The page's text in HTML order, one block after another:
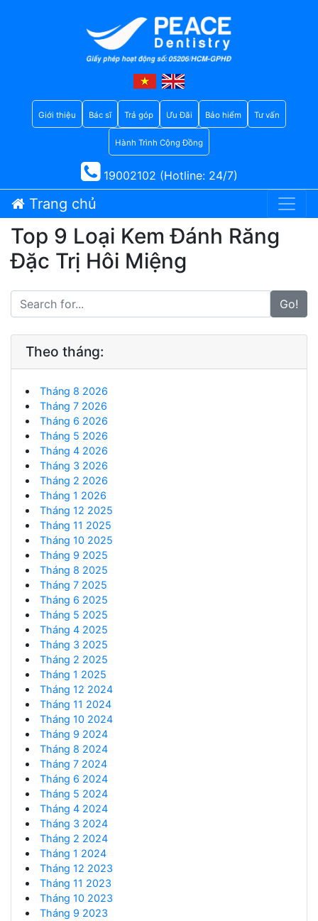
Giới thiệu Bác sĩ Trả góp Ưu Đãi Bảo hiểm Tư vấn
Hành Trình Cộng Đồng
19002102 (Hotline: 24/7)
Trang chủ
Top 9 Loại Kem Đánh Răng
Đặc Trị Hôi Miệng
Go!
Theo tháng:
Tháng 8 2026
Tháng 7 2026
Tháng 6 2026
Tháng 5 2026
Tháng 4 2026
Tháng 3 2026
Tháng 2 2026
Tháng 1 2026
Tháng 12 2025
Tháng 11 2025
Tháng 10 2025
Tháng 9 2025
Tháng 8 2025
Tháng 7 2025
Tháng 6 2025
Tháng 5 2025
Tháng 4 2025
Tháng 3 2025
Tháng 2 2025
Tháng 1 2025
Tháng 12 2024
Tháng 11 2024
Tháng 10 2024
Tháng 9 2024
Tháng 8 2024
Tháng 7 2024
Tháng 6 2024
Tháng 5 2024
Tháng 4 2024
Tháng 3 2024
Tháng 2 2024
Tháng 1 2024
Tháng 12 2023
Tháng 11 2023
Tháng 10 2023
Tháng 9 2023